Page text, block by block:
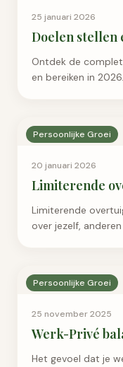
25 januari 2026
Doelen stellen
Ontdek de
en bereiken in
Persoonlijke Groei
20 januari 2026
Limiterende
Limiterende
over jezelf,
Persoonlijke Groei
25 november 2025
Werk-Privé
Het gevoel dat je